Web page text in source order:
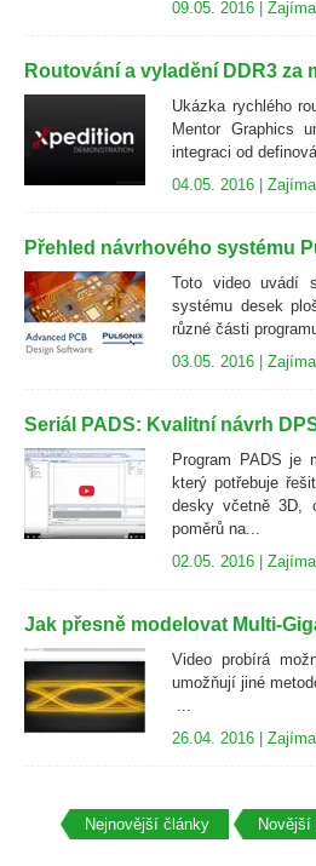
09.05. 2016 |
Routování a vyladění DDR3 za
Ukázka rychlého
Mentor Graphics
integraci od
04.05. 2016 |
Přehled návrhového systému
Toto video uvádí
systému desek
různé části
03.05. 2016 |
Seriál PADS: Kvalitní návrh
Program PADS je
který potřebuje
desky včetně 3D,
poměrů na...
02.05. 2016 |
Jak přesně modelovat Multi-
Video probírá
umožňují jiné
26.04. 2016 |
Nejnovější články Novější